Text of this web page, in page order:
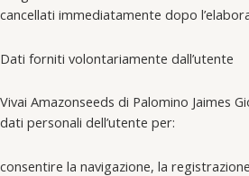
cancellati immediatamente dopo
Dati forniti volontariamente dall’utente
Vivai Amazonseeds di Palomino Jaimes
dati personali dell’utente per:
consentire la navigazione, la